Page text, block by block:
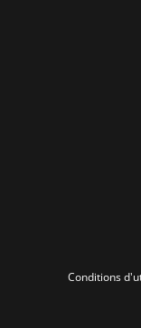
Conditions